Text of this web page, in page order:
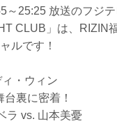
～25:25 放送のフジ
CLUB」は、RIZIN
ルです！
・ウィン
裏に密着！
ラ vs. 山本美憂